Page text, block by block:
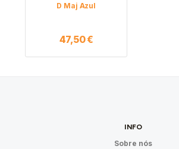
D Maj Azul
47,50€
INFO
Sobre nós